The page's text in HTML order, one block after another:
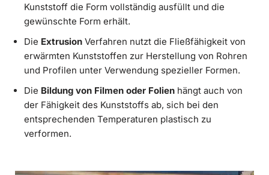
Kunststoff die Form vollständig ausfüllt und die
gewünschte Form erhält.
Die Extrusion Verfahren nutzt die Fließfähigkeit von
erwärmten Kunststoffen zur Herstellung von Rohren
und Profilen unter Verwendung spezieller Formen.
Die Bildung von Filmen oder Folien hängt auch von
der Fähigkeit des Kunststoffs ab, sich bei den
entsprechenden Temperaturen plastisch zu
verformen.